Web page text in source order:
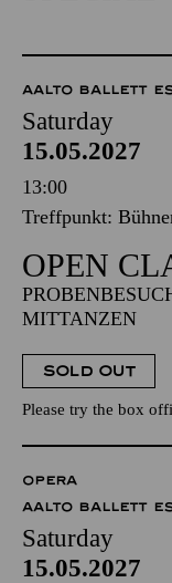
AALTO BALLETT
Saturday
15.05.2027
13:00
Treffpunkt:
OPEN
MITTANZEN
SOLD OUT
Please try the box
OPERA
AALTO BALLETT
Saturday
15.05.2027